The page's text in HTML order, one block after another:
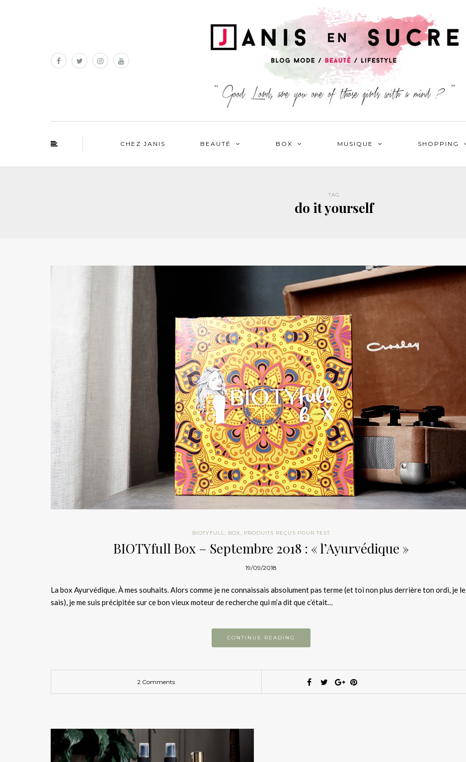
CHEZ JANIS BEAUTÉ BOX MUSIQUE SHOPPING
TAG
do it yourself
BIOTYFULL, BOX, PRODUITS REÇUS POUR TEST
BIOTYfull Box – Septembre 2018 : « l’Ayurvédique »
19/09/2018
La box Ayurvédique. À mes souhaits. Alors comme je ne connaissais absolument pas terme (et toi non plus derrière ton ordi, je le
sais), je me suis précipitée sur ce bon vieux moteur de recherche qui m’a dit que c’était…
CONTINUE READING
2 Comments